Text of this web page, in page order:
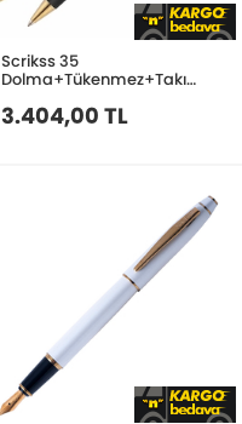
Scrikss 35
Dolma+Tükenmez+Takım
3.404,00 TL